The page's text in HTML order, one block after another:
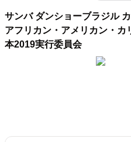
サンバ ダンショーブラジル
アフリカン・アメリカン・カ
本2019実行委員会